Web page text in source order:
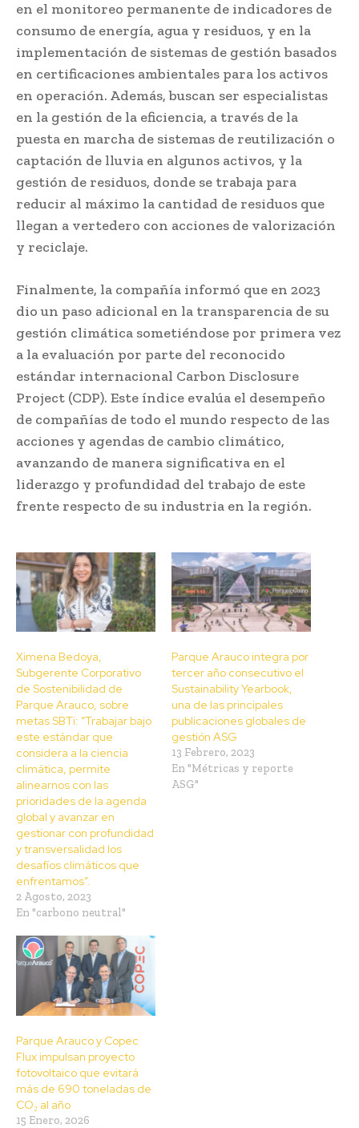
en el monitoreo permanente de indicadores de
consumo de energía, agua y residuos, y en la
implementación de sistemas de gestión basados
en certificaciones ambientales para los activos
en operación. Además, buscan ser especialistas
en la gestión de la eficiencia, a través de la
puesta en marcha de sistemas de reutilización o
captación de lluvia en algunos activos, y la
gestión de residuos, donde se trabaja para
reducir al máximo la cantidad de residuos que
llegan a vertedero con acciones de valorización
y reciclaje.
Finalmente, la compañía informó que en 2023
dio un paso adicional en la transparencia de su
gestión climática sometiéndose por primera vez
a la evaluación por parte del reconocido
estándar internacional Carbon Disclosure
Project (CDP). Este índice evalúa el desempeño
de compañías de todo el mundo respecto de las
acciones y agendas de cambio climático,
avanzando de manera significativa en el
liderazgo y profundidad del trabajo de este
frente respecto de su industria en la región.
Ximena Bedoya,
Subgerente Corporativo
de Sostenibilidad de
Parque Arauco, sobre
metas SBTi: “Trabajar bajo
este estándar que
considera a la ciencia
climática, permite
alinearnos con las
prioridades de la agenda
global y avanzar en
gestionar con profundidad
y transversalidad los
desafíos climáticos que
enfrentamos”.
2 Agosto, 2023
En "carbono neutral"
Parque Arauco integra por
tercer año consecutivo el
Sustainability Yearbook,
una de las principales
publicaciones globales de
gestión ASG
13 Febrero, 2023
En "Métricas y reporte
ASG"
Parque Arauco y Copec
Flux impulsan proyecto
fotovoltaico que evitará
más de 690 toneladas de
CO₂ al año
15 Enero, 2026